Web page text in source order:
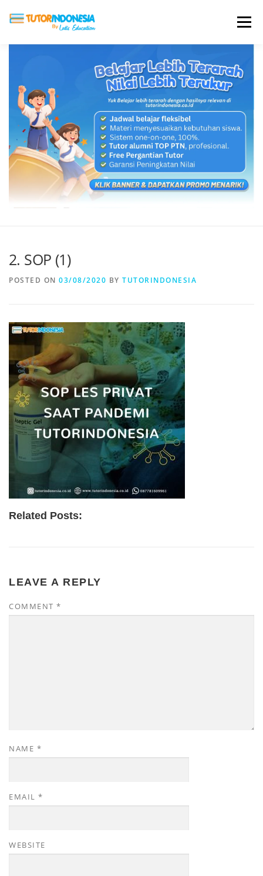
Menu
ABOUT US JADI PENGAJAR
BIAYA LES TESTIMONI PROFIL ALUMNI
BLOG DAFTAR SEKOLAH
2. SOP (1)
POSTED ON 03/08/2020 BY TUTORINDONESIA
Related Posts:
LEAVE A REPLY
COMMENT *
NAME *
EMAIL *
WEBSITE